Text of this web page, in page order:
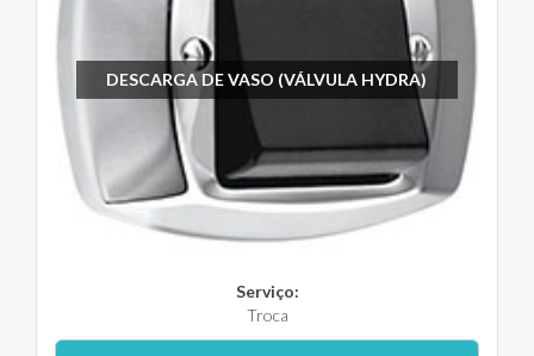
DESCARGA DE VASO (VÁLVULA HYDRA)
Serviço:
Troca